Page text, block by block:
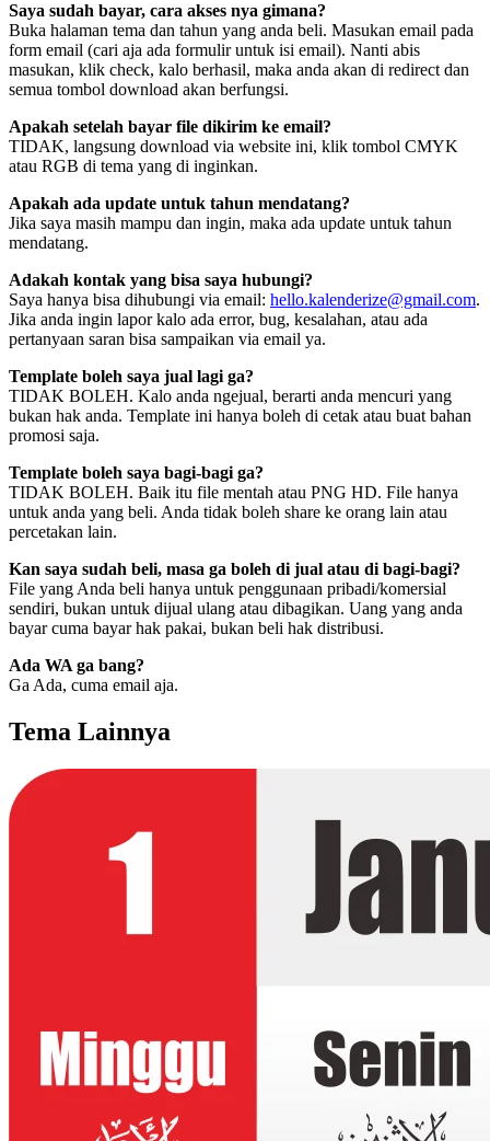
Saya sudah bayar, cara akses nya gimana?
Buka halaman tema dan tahun yang anda beli. Masukan email pada
form email (cari aja ada formulir untuk isi email). Nanti abis
masukan, klik check, kalo berhasil, maka anda akan di redirect dan
semua tombol download akan berfungsi.
Apakah setelah bayar file dikirim ke email?
TIDAK, langsung download via website ini, klik tombol CMYK
atau RGB di tema yang di inginkan.
Apakah ada update untuk tahun mendatang?
Jika saya masih mampu dan ingin, maka ada update untuk tahun
mendatang.
Adakah kontak yang bisa saya hubungi?
Saya hanya bisa dihubungi via email: hello.kalenderize@gmail.com.
Jika anda ingin lapor kalo ada error, bug, kesalahan, atau ada
pertanyaan saran bisa sampaikan via email ya.
Template boleh saya jual lagi ga?
TIDAK BOLEH. Kalo anda ngejual, berarti anda mencuri yang
bukan hak anda. Template ini hanya boleh di cetak atau buat bahan
promosi saja.
Template boleh saya bagi-bagi ga?
TIDAK BOLEH. Baik itu file mentah atau PNG HD. File hanya
untuk anda yang beli. Anda tidak boleh share ke orang lain atau
percetakan lain.
Kan saya sudah beli, masa ga boleh di jual atau di bagi-bagi?
File yang Anda beli hanya untuk penggunaan pribadi/komersial
sendiri, bukan untuk dijual ulang atau dibagikan. Uang yang anda
bayar cuma bayar hak pakai, bukan beli hak distribusi.
Ada WA ga bang?
Ga Ada, cuma email aja.
Tema Lainnya